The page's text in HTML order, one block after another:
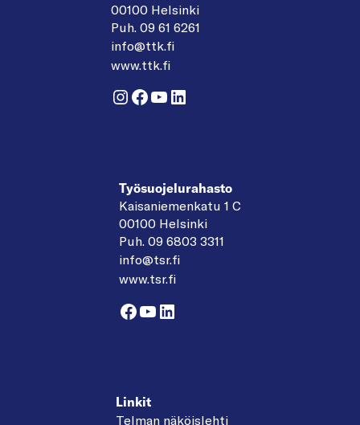
00100 Helsinki
Puh. 09 61 6261
info@ttk.fi
www.ttk.fi
Instagram
Facebook
YouTube
LinkedIn
Työsuojelurahasto
Kaisaniemenkatu 1 C
00100 Helsinki
Puh. 09 6803 3311
info@tsr.fi
www.tsr.fi
Facebook
YouTube
LinkedIn
Linkit
Telman näköislehti